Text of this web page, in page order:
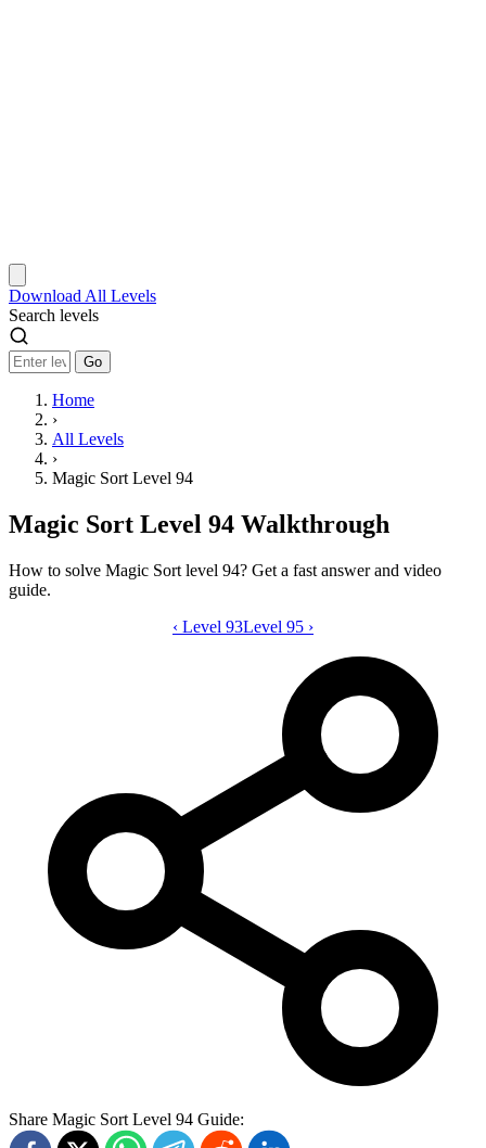
Download All Levels
Search levels
Go
Home
›
All Levels
›
Magic Sort Level 94
Magic Sort Level 94 Walkthrough
How to solve Magic Sort level 94? Get a fast answer and video
guide.
Magic Sort level 94 video guide
‹ Level 93Level 95 ›
Share Magic Sort Level 94 Guide: